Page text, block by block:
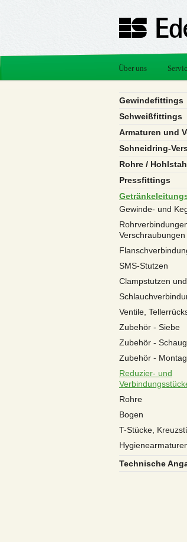
Über uns
Gewindefittings
Schweißfittings
Armaturen und
Schneidring-
Rohre /
Pressfittings
Gewinde- und
Verschraubungen
SMS-Stutzen
Clampstutzen
Ventile,
Zubehör - Siebe
Zubehör -
Zubehör -
Reduzier- und
Rohre
Bogen
T-Stücke,
Technische